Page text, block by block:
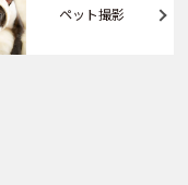
ペット撮影